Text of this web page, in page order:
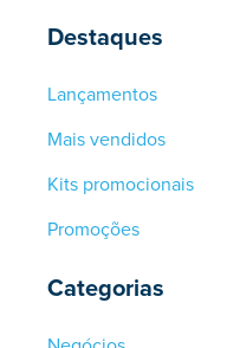
Destaques
Lançamentos
Mais vendidos
Kits promocionais
Promoções
Categorias